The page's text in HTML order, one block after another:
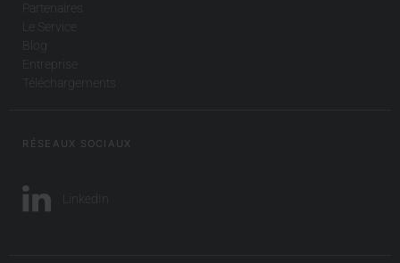
Partenaires
Le Service
Blog
Entreprise
Téléchargements
RÉSEAUX SOCIAUX
LinkedIn